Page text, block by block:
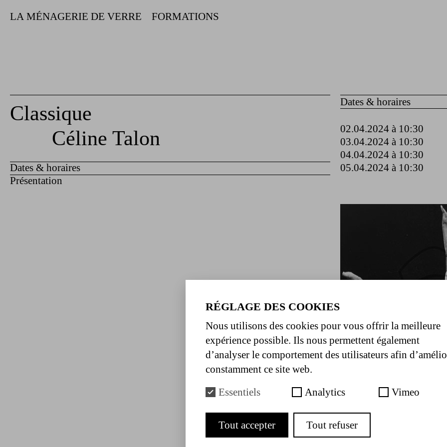
LA MÉNAGERIE DE VERRE FORMATIONS
Classique
Céline Talon
Dates & horaires
Présentation
Dates & horaires
02.04.2024 à 10:30
03.04.2024 à 10:30
04.04.2024 à 10:30
05.04.2024 à 10:30
RÉGLAGE DES COOKIES
Nous utilisons des cookies pour vous offrir la meilleure
expérience possible. Ils nous permettent également
d’analyser le comportement des utilisateurs afin
constamment ce site web.
Essentiels
Analytics Vimeo
Tout accepter Tout refuser